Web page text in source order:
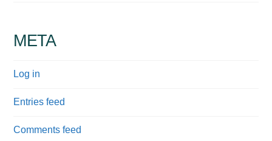
META
Log in
Entries feed
Comments feed